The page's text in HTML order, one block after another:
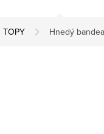
TOPY Hnedý